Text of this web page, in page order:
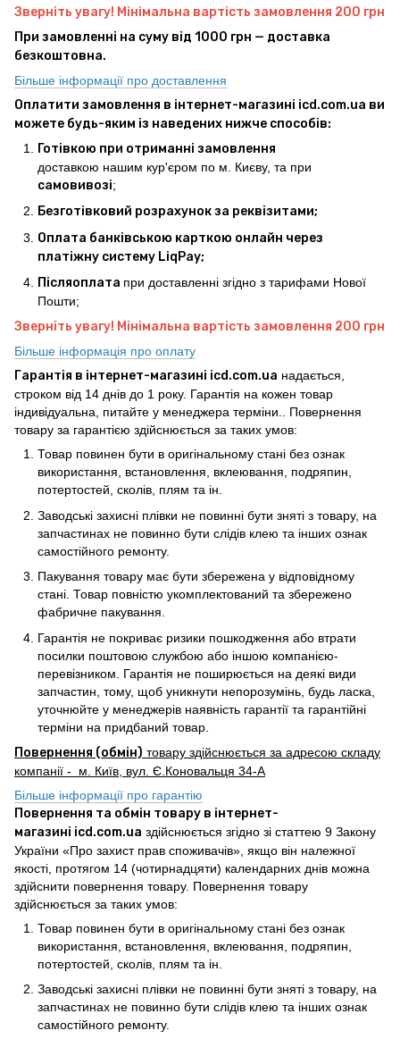
Зверніть увагу! Мінімальна вартість замовлення 200 грн
При замовленні на суму від 1000 грн — доставка
безкоштовна.
Більше інформації про доставлення
Оплатити замовлення в інтернет-магазині icd.com.ua ви
можете будь-яким із наведених нижче способів:
Готівкою при отриманні замовлення
доставкою нашим кур'єром по м. Києву, та при
самовивозі;
Безготівковий розрахунок за реквізитами;
Оплата банківською карткою онлайн через
платіжну систему LiqPay;
Післяоплата при доставленні згідно з тарифами Нової
Пошти;
Зверніть увагу! Мінімальна вартість замовлення 200 грн
Більше інформація про оплату
Гарантія в інтернет-магазині icd.com.ua надається,
строком від 14 днів до 1 року. Гарантія на кожен товар
індивідуальна, питайте у менеджера терміни.. Повернення
товару за гарантією здійснюється за таких умов:
Товар повинен бути в оригінальному стані без ознак
використання, встановлення, вклеювання, подряпин,
потертостей, сколів, плям та ін.
Заводські захисні плівки не повинні бути зняті з товару, на
запчастинах не повинно бути слідів клею та інших ознак
самостійного ремонту.
Пакування товару має бути збережена у відповідному
стані. Товар повністю укомплектований та збережено
фабричне пакування.
Гарантія не покриває ризики пошкодження або втрати
посилки поштовою службою або іншою компанією-
перевізником. Гарантія не поширюється на деякі види
запчастин, тому, щоб уникнути непорозумінь, будь ласка,
уточнюйте у менеджерів наявність гарантії та гарантійні
терміни на придбаний товар.
Повернення (обмін) товару здійснюється за адресою складу
компанії - м. Київ, вул. Є.Коновальця 34-А
Більше інформації про гарантію
Повернення та обмін товару в інтернет-
магазині icd.com.ua здійснюється згідно зі статтею 9 Закону
України «Про захист прав споживачів», якщо він належної
якості, протягом 14 (чотирнадцяти) календарних днів можна
здійснити повернення товару. Повернення товару
здійснюється за таких умов:
Товар повинен бути в оригінальному стані без ознак
використання, встановлення, вклеювання, подряпин,
потертостей, сколів, плям та ін.
Заводські захисні плівки не повинні бути зняті з товару, на
запчастинах не повинно бути слідів клею та інших ознак
самостійного ремонту.